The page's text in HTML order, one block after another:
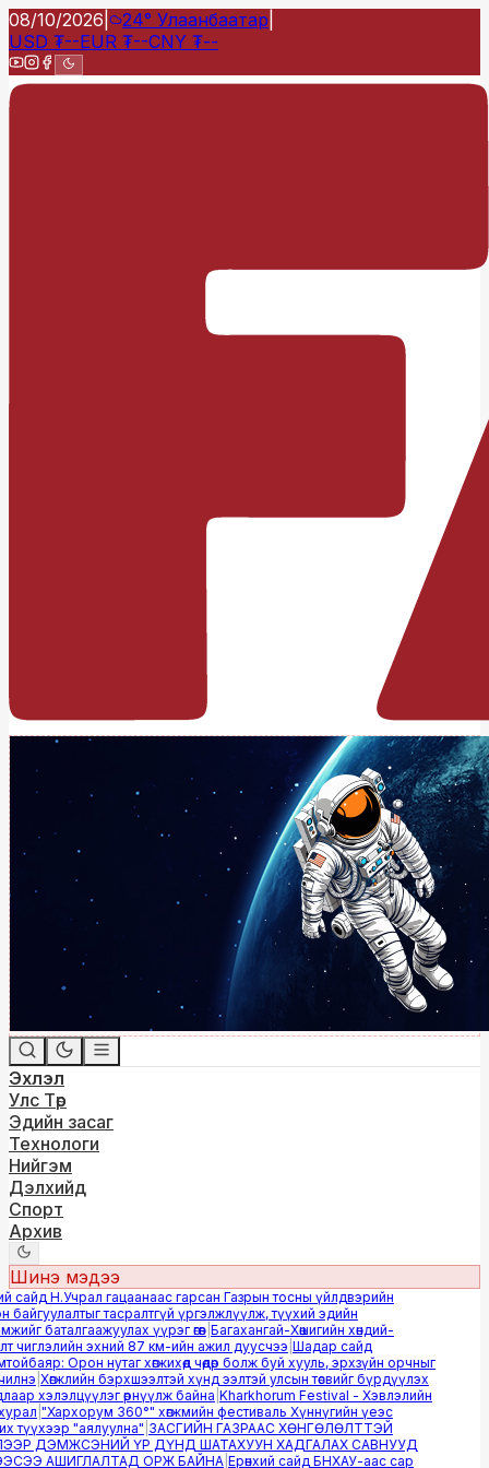
08/10/2026 24° Улаанбаатар
USD ₮--EUR ₮--CNY ₮--
Эхлэл
Улс Төр
Эдийн засаг
Технологи
Нийгэм
Дэлхийд
Спорт
Архив
Шинэ мэдээ
сайд Н.Учрал гацаанаас гарсан Газрын тосны үйлдвэрийн
тасралтгүй үргэлжлүүлж, түүхий эдийн
баталгаажуулах үүрэг өгөв|Багахангай-Хөшигийн хөндий-
чиглэлийн эхний 87 км-ийн ажил дуусчээ|Шадар сайд
Орон нутаг хөгжихөд чөдөр болж буй хууль, эрхзүйн орчныг
|Хөгжлийн бэрхшээлтэй хүнд ээлтэй улсын төсвийг бүрдүүлэх
хэлэлцүүлэг өрнүүлж байна|Kharkhorum Festival - Хэвлэлийн
|"Хархорум 360°" хөгжмийн фестиваль Хүннүгийн үеэс
"аялуулна"|ЗАСГИЙН ГАЗРААС ХӨНГӨЛӨЛТТЭЙ
ДЭМЖСЭНИЙ ҮР ДҮНД ШАТАХУУН ХАДГАЛАХ САВНУУД
АШИГЛАЛТАД ОРЖ БАЙНА|Ерөнхий сайд БНХАУ-аас сар